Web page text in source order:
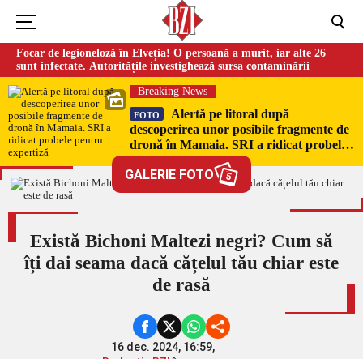
Focar de legioneloză în Elveția! O persoană a murit, iar alte 26
sunt infectate. Autoritățile investighează sursa contaminării
Breaking News
FOTO
Alertă pe litoral după
descoperirea unor posibile fragmente de
dronă în Mamaia. SRI a ridicat probele
pentru expertiză
GALERIE FOTO 5
Există Bichoni Maltezi negri? Cum să
îți dai seama dacă cățelul tău chiar este
de rasă
16 dec. 2024, 16:59,